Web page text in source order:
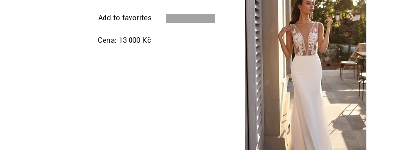
Add to favorites
Cena: 13 000 Kč